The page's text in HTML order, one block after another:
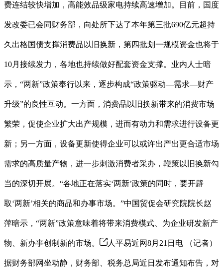
费连结较快增加，高能效品级家电持续高速增加。目前，国度
发改委已会同财务部，向处所下达了本年第三批690亿元超持
久出格国债支撑消费品以旧换新，第四批划一规模资金也将于
10月接续发力，各地也持续做好配套资金支撑。业内人士暗
示，“两新”政策奉行以来，逐步构成“政策驱动—需求—财产
升级”的良性互动。一方面，消费品以旧换新带来的消费市场
繁荣，促使企业扩大出产规模，进而有动力和需求进行设备更
新；另一方面，设备更新使得企业可以或许出产出更合适市场
需求的高质量产物，进一步刺激消费者采办，鞭策以旧换新勾
当的深切开展。“各地正在落实‘两新’政策的同时，要开辟
取‘两新’相关的商品和办事市场。”中国贸促会研究院院长赵
萍暗示，“两新”政策意味着将带来消费模式、为企业研发新产
物、新办事创制新的市场。 人平易近网8月21日电 （记者）
据财务部网坐动静，财务部、税务总局近日发布通知布告，对